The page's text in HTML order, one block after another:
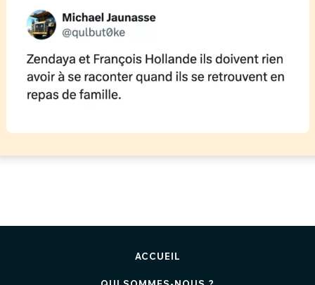
ACCUEIL